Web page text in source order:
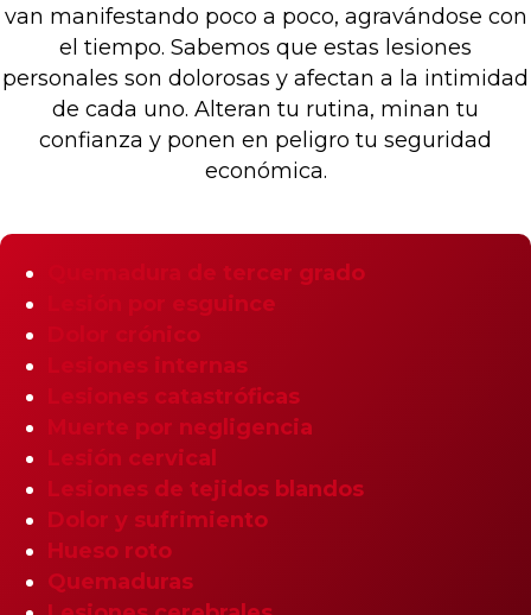
van manifestando poco a poco, agravándose con
el tiempo. Sabemos que estas lesiones
personales son dolorosas y afectan a la intimidad
de cada uno. Alteran tu rutina, minan tu
confianza y ponen en peligro tu seguridad
económica.
Quemadura de tercer grado
Lesión por esguince
Dolor crónico
Lesiones internas
Lesiones catastróficas
Muerte por negligencia
Lesión cervical
Lesiones de tejidos blandos
Dolor y sufrimiento
Hueso roto
Quemaduras